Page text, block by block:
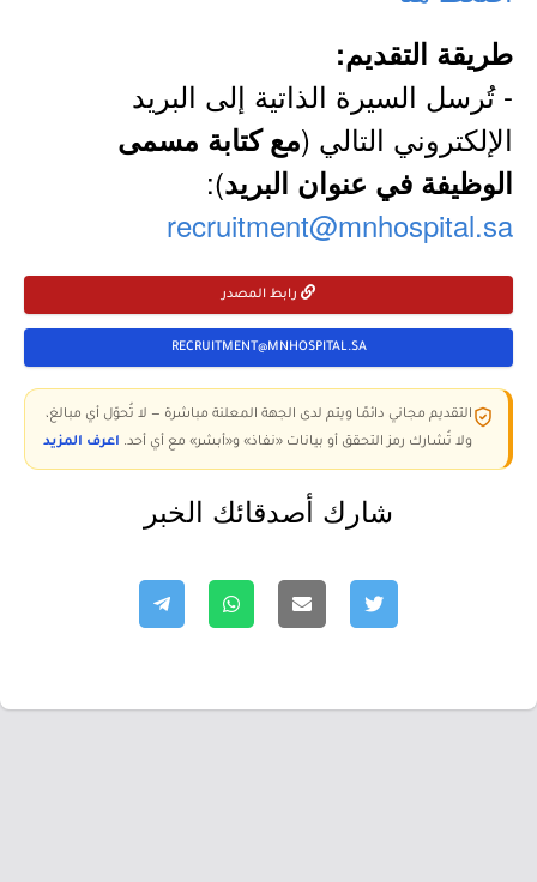
طريقة التقديم:
- تُرسل السيرة الذاتية إلى البريد
الإلكتروني التالي (مع كتابة مسمى
الوظيفة في عنوان البريد):
recruitment@mnhospital.sa
رابط المصدر
RECRUITMENT@MNHOSPITAL.SA
التقديم مجاني دائمًا ويتم لدى الجهة المعلنة مباشرة — لا تُحوّل أي مبالغ،
ولا تُشارك رمز التحقق أو بيانات «نفاذ» و«أبشر» مع أي أحد. اعرف المزيد
شارك أصدقائك الخبر